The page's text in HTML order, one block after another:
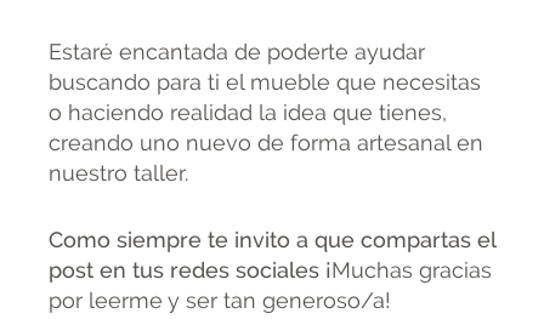
Estaré encantada de poderte ayudar
buscando para ti el mueble que necesitas
o haciendo realidad la idea que tienes,
creando uno nuevo de forma artesanal en
nuestro taller.
Como siempre te invito a que compartas el
post en tus redes sociales ¡Muchas gracias
por leerme y ser tan generoso/a!